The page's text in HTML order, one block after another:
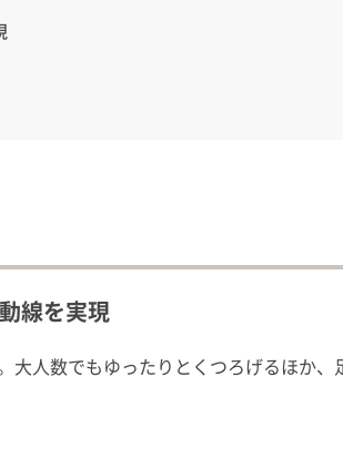
線を実現
人数でもゆったりとくつろげるほか